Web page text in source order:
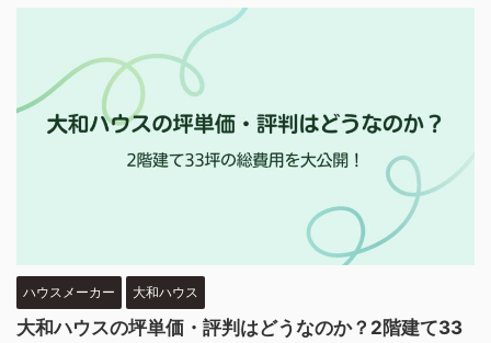
ハウスメーカー 大和ハウス
大和ハウスの坪単価・評判はどうなのか？2階建て33